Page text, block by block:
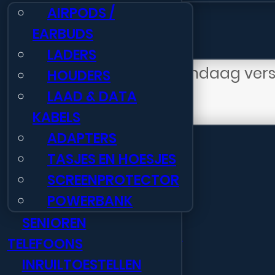
AIRPODS /
EARBUDS
LADERS
HOUDERS
LAAD & DATA
KABELS
ADAPTERS
TASJES EN HOESJES
SCREENPROTECTOR
POWERBANK
SENIOREN
TELEFOONS
INRUILTOESTELLEN
🏢 Totaaloplossing
🎯 Aanbiedingen & Acties
Informatie
Nieuws
Neem contact op
Veelgestelde vragen
Openingstijden
Retourportaal webshop
B2B Registratie
Audiokabel
1,2
Meter
Zwart
aantal
Voor15:59besteld, vandaag
Gratis verzending BE
Beschrijving
Deze XSSIVE audiokabel maakt